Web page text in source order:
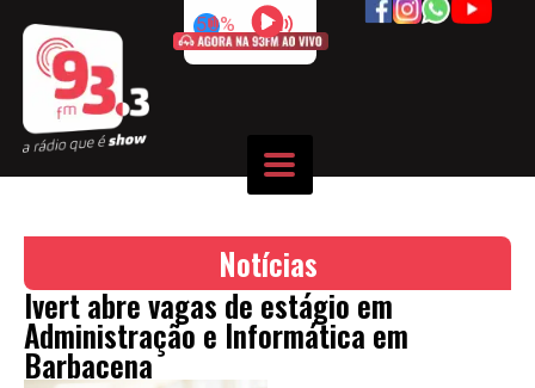
50%
Notícias
Ivert abre vagas de estágio em
Administração e Informática em
Barbacena